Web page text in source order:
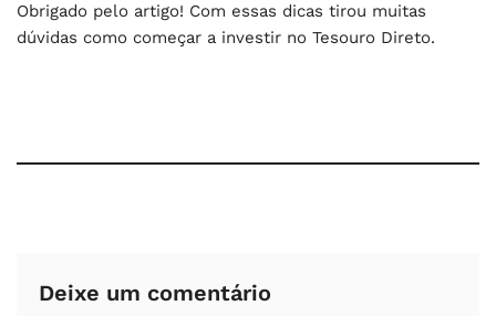
Obrigado pelo artigo! Com essas dicas tirou muitas
dúvidas como começar a investir no Tesouro Direto.
Deixe um comentário